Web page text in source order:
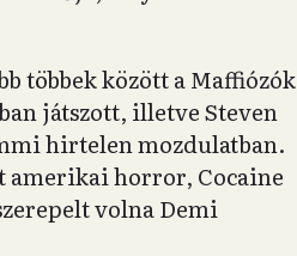
többek között a Maffiózók
játszott, illetve Steven
hirtelen mozdulatban.
amerikai horror, Cocaine
volna Demi